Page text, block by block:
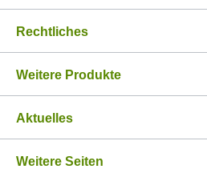
Rechtliches
Weitere Produkte
Aktuelles
Weitere Seiten